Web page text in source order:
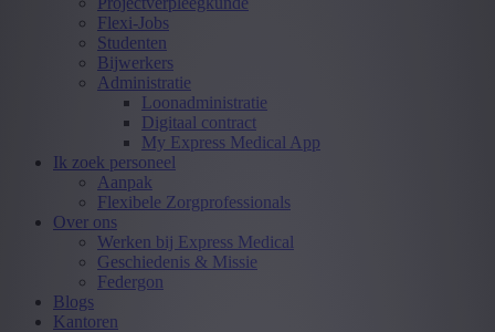
Flexi-Jobs
Studenten
Bijwerkers
Administratie
Loonadministratie
Digitaal contract
My Express Medical App
Ik zoek personeel
Aanpak
Flexibele Zorgprofessionals
Over ons
Werken bij Express Medical
Geschiedenis & Missie
Federgon
Blogs
Kantoren